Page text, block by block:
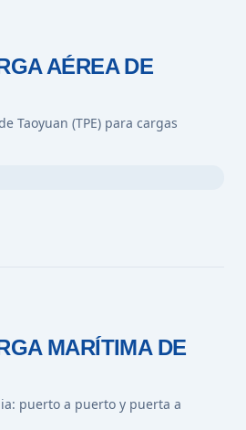
AÉREA DE
Taoyuan (TPE) para cargas
MARÍTIMA DE
puerto a puerto y puerta a